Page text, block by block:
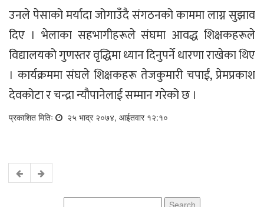
उनले पेसाको मर्यादा जोगाउँदै संगठनको काममा लाग्न सुझाव
दिए । भेलाका सहभागीहरूले संघमा आवद्ध शिक्षकहरूले
विद्यालयको गुणस्तर वृद्धिमा ध्यान दिनुपर्ने धारणा राखेका थिए
। कार्यक्रममा संघले शिक्षकहरू तेजकुमारी चपाईं, प्रेमप्रकाश
देवकोटा र चन्द्रा न्यौपानेलाई सम्मान गरेको छ ।
प्रकाशित मितिः २५ भाद्र २०७४, आईतवार १२:१०